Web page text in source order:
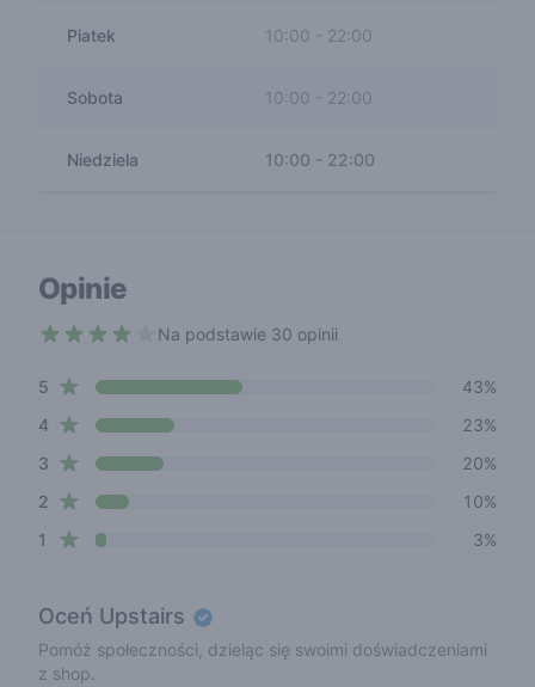
Piatek 10:00 - 22:00
Sobota 10:00 22:00
Niedziela 10:00 - 22:00
Opinie
Na podstawie 30 opinii
Review data
5 star reviews
43%
4star reviews
23%
3 star reviews
20%
2 star reviews
10%
1 star reviews 3%
Oceń Upstairs
Pomóż społeczności, dzieląc się swoimi doświadczeniami
z shop.